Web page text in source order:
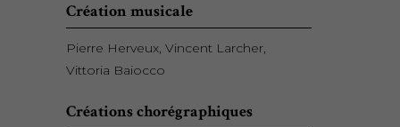
Création musicale
Pierre Herveux, Vincent Larcher,
Vittoria Baiocco
Créations chorégraphiques